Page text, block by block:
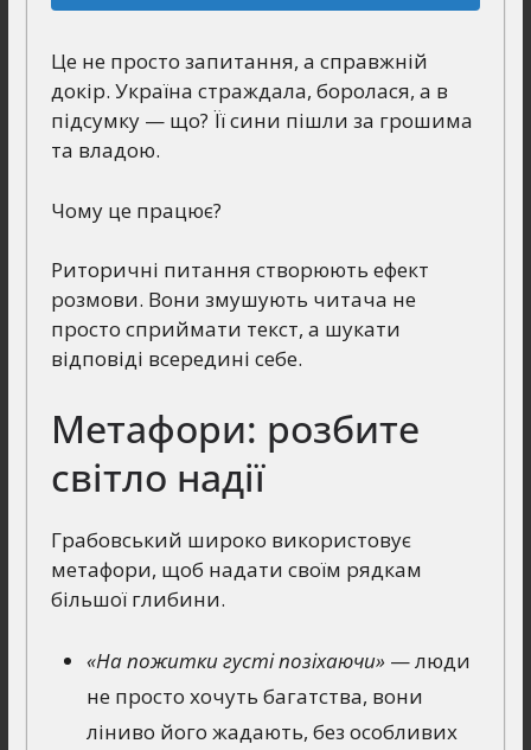
Це не просто запитання, а справжній
докір. Україна страждала, боролася, а в
підсумку — що? Її сини пішли за грошима
та владою.
Чому це працює?
Риторичні питання створюють ефект
розмови. Вони змушують читача не
просто сприймати текст, а шукати
відповіді всередині себе.
Метафори: розбите
світло надії
Грабовський широко використовує
метафори, щоб надати своїм рядкам
більшої глибини.
«На пожитки густі позіхаючи»— люди
не просто хочуть багатства, вони
ліниво його жадають, без особливих